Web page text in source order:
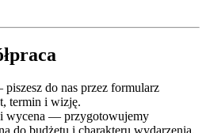
do nas przez formularz
termin i wizję.
wycena — przygotowujemy